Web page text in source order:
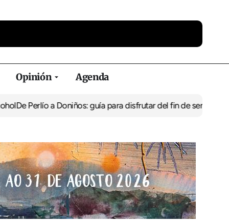
Opinión Agenda
a Doniños: guía para disfrutar del fin de semana en Ferrolterra